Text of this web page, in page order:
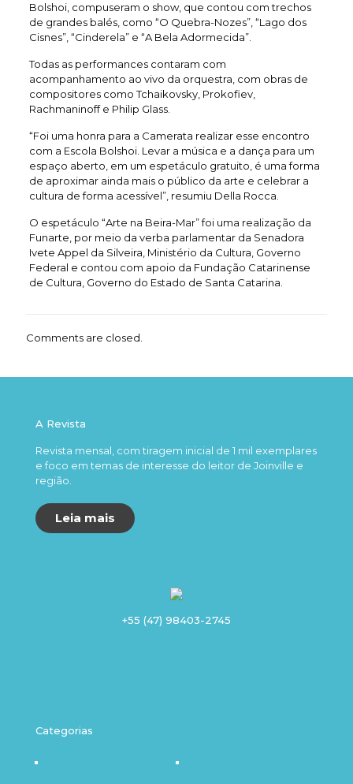
Bolshoi, compuseram o show, que contou com trechos
de grandes balés, como “O Quebra-Nozes”, “Lago dos
Cisnes”, “Cinderela” e “A Bela Adormecida”.
Todas as performances contaram com
acompanhamento ao vivo da orquestra, com obras de
compositores como Tchaikovsky, Prokofiev,
Rachmaninoff e Philip Glass.
“Foi uma honra para a Camerata realizar esse encontro
com a Escola Bolshoi. Levar a música e a dança para um
espaço aberto, em um espetáculo gratuito, é uma forma
de aproximar ainda mais o público da arte e celebrar a
cultura de forma acessível”, resumiu Della Rocca.
O espetáculo “Arte na Beira-Mar” foi uma realização da
Funarte, por meio da verba parlamentar da Senadora
Ivete Appel da Silveira, Ministério da Cultura, Governo
Federal e contou com apoio da Fundação Catarinense
de Cultura, Governo do Estado de Santa Catarina.
Comments are closed.
A Revista
Revista mensal, com tiragem inicial de 1 mil exemplares
e foco em temas de interesse do leitor de Joinville e
região.
Leia mais
+55 (47) 98403-2745
Categorias